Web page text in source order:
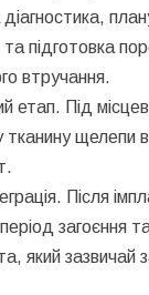
та підготовка
втручання.
етап. Під
тканину щелепи
Після
загоєння
який зазвичай